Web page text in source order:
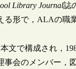
Library Journal誌
形で，ALAの職
文で構成され，
会のメンバー，